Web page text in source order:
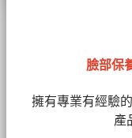
臉部保
擁有專業有經驗
產